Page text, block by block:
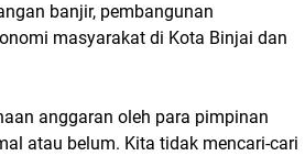
banjir, pembangunan
masyarakat di Kota Binjai dan
anggaran oleh para pimpinan
atau belum. Kita tidak mencari-cari